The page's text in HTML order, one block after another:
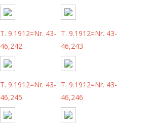
T. 9.1912=Nr. 43-
46,242
T. 9.1912=Nr. 43-
46,243
T. 9.1912=Nr. 43-
46,245
T. 9.1912=Nr. 43-
46,246